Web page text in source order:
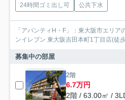
24時間ゴミ出し可
公共下水
「アバンティH・F」：東大阪市エリ
ンイレブン 東大阪吉田本町1丁目店(徒
募集中の部屋
2階
6.7万円
2階 / 63.00㎡ /